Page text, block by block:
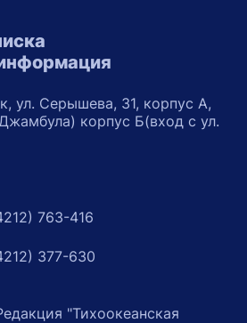
ул. Серышева, 31, корпус А,
корпус Б(вход с ул.
763-416
377-630
"Тихоокеанская